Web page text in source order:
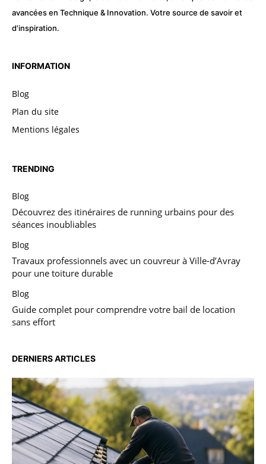
avancées en Technique & Innovation. Votre source de savoir et
d'inspiration.
INFORMATION
Blog
Plan du site
Mentions légales
TRENDING
Blog
Découvrez des itinéraires de running urbains pour des
séances inoubliables
Blog
Travaux professionnels avec un couvreur à Ville-d’Avray
pour une toiture durable
Blog
Guide complet pour comprendre votre bail de location
sans effort
DERNIERS ARTICLES